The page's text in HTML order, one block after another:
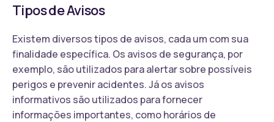
Tipos de Avisos
Existem diversos tipos de avisos, cada um com sua
finalidade específica. Os avisos de segurança, por
exemplo, são utilizados para alertar sobre possíveis
perigos e prevenir acidentes. Já os avisos
informativos são utilizados para fornecer
informações importantes, como horários de